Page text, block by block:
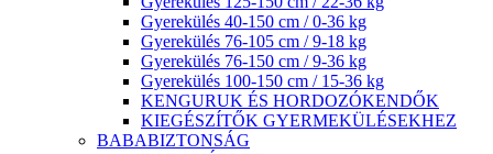
Gyerekülés 40-150 cm / 0-36 kg
Gyerekülés 76-105 cm / 9-18 kg
Gyerekülés 76-150 cm / 9-36 kg
Gyerekülés 100-150 cm / 15-36 kg
KENGURUK ÉS HORDOZÓKENDŐK
KIEGÉSZÍTŐK GYERMEKÜLÉSEKHEZ
BABABIZTONSÁG